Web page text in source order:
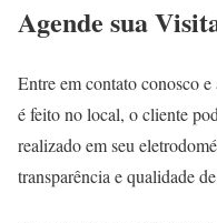
Agende sua
Entre em contato conosco
é feito no local, o cliente
realizado em seu
transparência e qualidade